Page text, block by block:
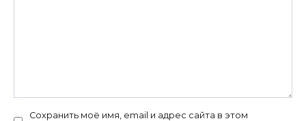
Сохранить моё имя, email и адрес сайта в этом